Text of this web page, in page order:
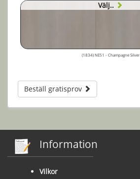
Välj..
(1834) NE51 - Champagne Silver
Beställ gratisprov
Information
Vilkor